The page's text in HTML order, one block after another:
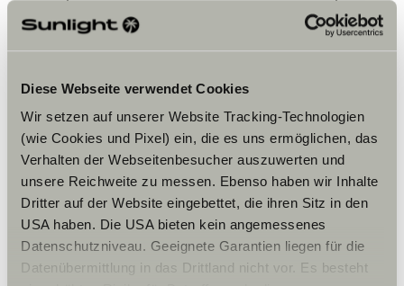
Diese Webseite verwendet Cookies
Wir setzen auf unserer Website Tracking-Technologien
(wie Cookies und Pixel) ein, die es uns ermöglichen, das
Verhalten der Webseitenbesucher auszuwerten und
unsere Reichweite zu messen. Ebenso haben wir Inhalte
Dritter auf der Website eingebettet, die ihren Sitz in den
USA haben. Die USA bieten kein angemessenes
Datenschutzniveau. Geeignete Garantien liegen für die
Datenübermittlung in das Drittland nicht vor. Es besteht
Horaires d'ouverture
FAHRZEUGVERKAUF
Montag – Freitag:
09:00 -18:00 Uhr
Samstag:
Paramètre des cookies